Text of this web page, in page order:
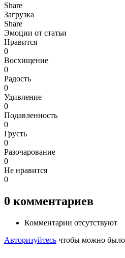
Share
Загрузка
Share
Эмоции от статьи
Нравится
0
Восхищение
0
Радость
0
Удивление
0
Подавленность
0
Грусть
0
Разочарование
0
Не нравится
0
0 комментариев
Комментарии отсутствуют
Авторизуйтесь чтобы можно было